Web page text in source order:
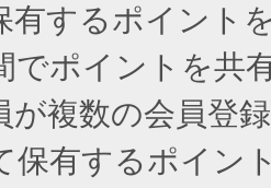
するポイント
でポイントを共
複数の会員登
保有するポイン